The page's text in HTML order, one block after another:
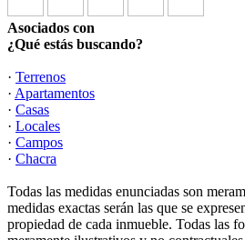
Asociados con
¿Qué estás buscando?
· Terrenos
· Apartamentos
· Casas
· Locales
· Campos
· Chacra
Todas las medidas enunciadas son
medidas exactas serán las que se
propiedad de cada inmueble. Todas las